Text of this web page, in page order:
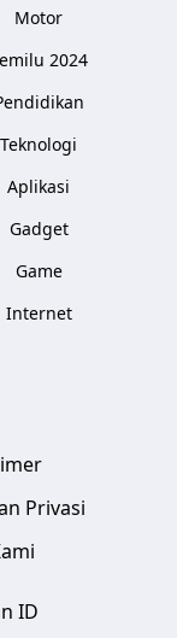
Motor
2024
Teknologi
Aplikasi
Gadget
Game
Internet
Privasi
ID